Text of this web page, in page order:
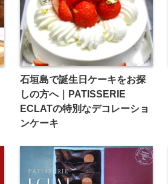
石垣島で誕生日ケーキをお探
しの方へ｜PATISSERIE
ECLATの特別なデコレーショ
ンケーキ